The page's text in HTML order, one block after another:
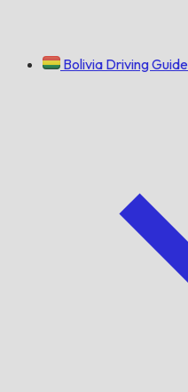
Bolivia Driving Guide